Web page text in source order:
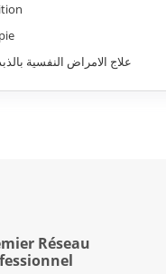
علاج الامراض النفسية
Réseau